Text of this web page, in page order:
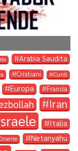
Arabia Saudita
Cristiani Curdi
Europa Francia
Iran
Italia
Netanyahu